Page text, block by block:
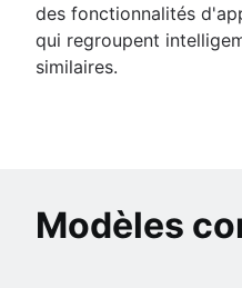
des fonctionnalités
qui regroupent
similaires.
Modèles